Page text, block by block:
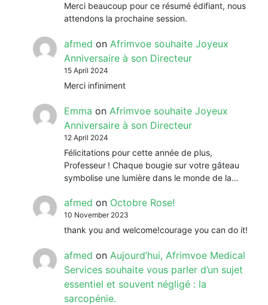
Merci beaucoup pour ce résumé édifiant, nous
attendons la prochaine session.
afmed on Afrimvoe souhaite Joyeux
Anniversaire à son Directeur
15 April 2024
Merci infiniment
Emma on Afrimvoe souhaite Joyeux
Anniversaire à son Directeur
12 April 2024
Félicitations pour cette année de plus,
Professeur ! Chaque bougie sur votre gâteau
symbolise une lumière dans le monde de la…
afmed on Octobre Rose!
10 November 2023
thank you and welcome!courage you can do it!
afmed on Aujourd’hui, Afrimvoe Medical
Services souhaite vous parler d’un sujet
essentiel et souvent négligé : la
sarcopénie.